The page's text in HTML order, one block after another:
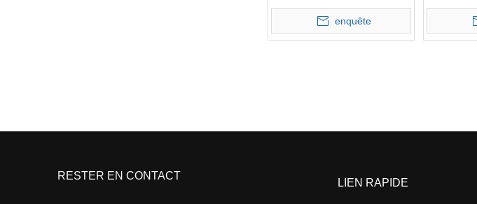
enquête
RESTER EN CONTACT
LIEN RAPIDE